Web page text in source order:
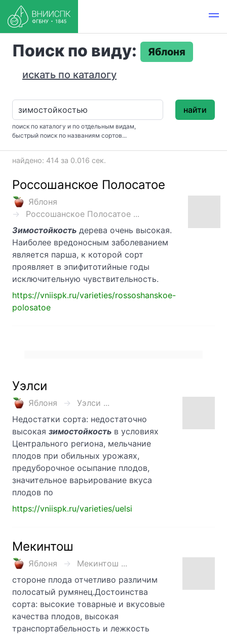
Поиск по виду:
Яблоня
искать по каталогу
поиск по каталогу и по отдельным видам,
быстрый поиск по названиям сортов...
найти
найдено: 414 за 0.016 сек.
Россошанское Полосатое
Яблоня
Россошанское Полосатое ...
Зимостойкость дерева очень высокая.
Наиболее вредоносным заболеванием
является парша, к которой сорт
проявляет в эпифитотийные годы
исключительную чувствительность.
https://vniispk.ru/varieties/rossoshanskoe-
polosatoe
Уэлси
Яблоня
Уэлси ...
Недостатки сорта: недостаточно
высокая зимостойкость в условиях
Центрального региона, мельчание
плодов при обильных урожаях,
предуборочное осыпание плодов,
значительное варьирование вкуса
плодов по
https://vniispk.ru/varieties/uelsi
Мекинтош
Яблоня
Мекинтош ...
стороне плода отчетливо различим
полосатый румянец.Достоинства
сорта: высокие товарные и вкусовые
качества плодов, высокая
транспортабельность и лежкость